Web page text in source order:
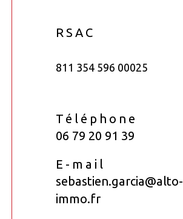
RSAC
811 354 596 00025
Téléphone
06 79 20 91 39
E-mail
sebastien.garcia@alto-
immo.fr